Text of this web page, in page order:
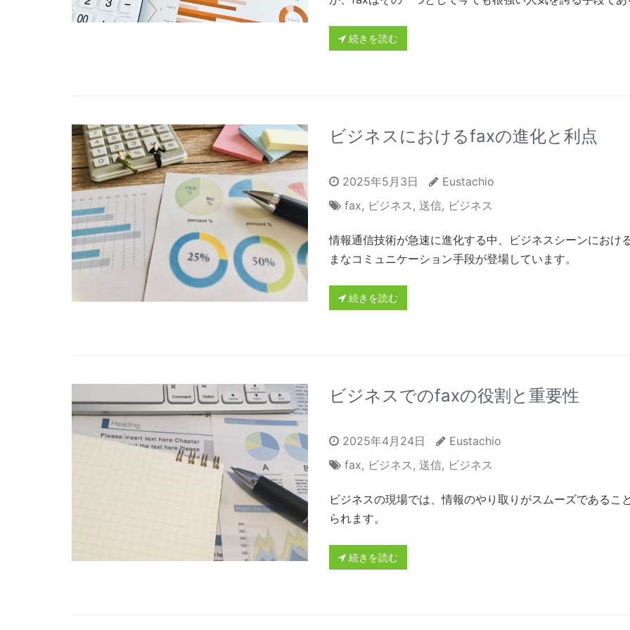
続きを読む
ビジネスにおけるfaxの進化と利点
2025年5月3日
Eustachio
fax, ビジネス, 送信, ビジネス
情報通信技術が急速に進化する中、ビジネスシーンにおけ
まなコミュニケーション手段が登場しています。
続きを読む
ビジネスでのfaxの役割と重要性
2025年4月24日
Eustachio
fax, ビジネス, 送信, ビジネス
ビジネスの現場では、情報のやり取りがスムーズであるこ
られます。
続きを読む